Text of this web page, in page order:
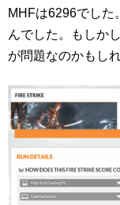
MHFは6296でした
んでした。もしか
が問題なのかもし